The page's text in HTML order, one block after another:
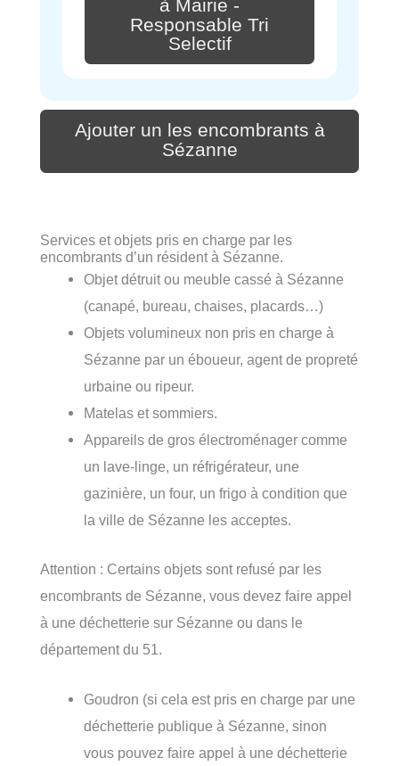
à Mairie -
Responsable Tri
Selectif
Ajouter un les encombrants à
Sézanne
Services et objets pris en charge par les
encombrants d’un résident à Sézanne.
Objet détruit ou meuble cassé à Sézanne
(canapé, bureau, chaises, placards…)
Objets volumineux non pris en charge à
Sézanne par un éboueur, agent de propreté
urbaine ou ripeur.
Matelas et sommiers.
Appareils de gros électroménager comme
un lave-linge, un réfrigérateur, une
gazinière, un four, un frigo à condition que
la ville de Sézanne les acceptes.
Attention : Certains objets sont refusé par les
encombrants de Sézanne, vous devez faire appel
à une déchetterie sur Sézanne ou dans le
département du 51.
Goudron (si cela est pris en charge par une
déchetterie publique à Sézanne, sinon
vous pouvez faire appel à une déchetterie